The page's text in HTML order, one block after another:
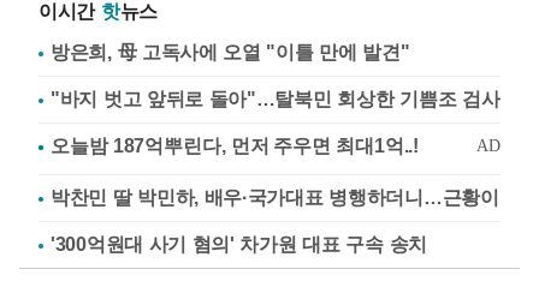
이시간 핫뉴스
방은희, 母 고독사에 오열 "이틀 만에 발견"
"바지 벗고 앞뒤로 돌아"…탈북민 회상한 기쁨조 검사
박찬민 딸 박민하, 배우·국가대표 병행하더니…근황이
'300억원대 사기 혐의' 차가원 대표 구속 송치